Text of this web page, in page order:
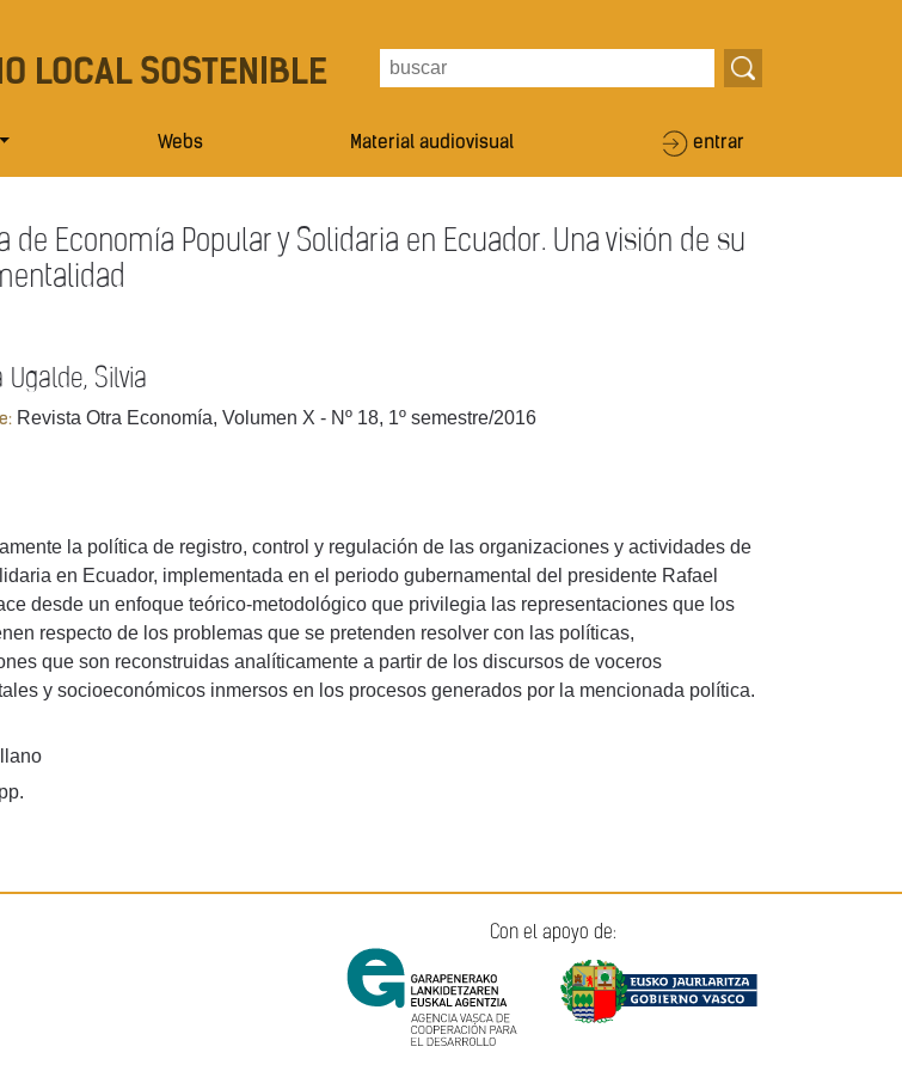
LOCAL SOSTENIBLE
Webs Material audiovisual entrar
de Economía Popular y Solidaria en Ecuador. Una visión de su
Ugalde, Silvia
Revista Otra Economía, Volumen X - Nº 18, 1º semestre/2016
la política de registro, control y regulación de las organizaciones y actividades de
en Ecuador, implementada en el periodo gubernamental del presidente Rafael
desde un enfoque teórico-metodológico que privilegia las representaciones que los
respecto de los problemas que se pretenden resolver con las políticas,
que son reconstruidas analíticamente a partir de los discursos de voceros
y socioeconómicos inmersos en los procesos generados por la mencionada política.
Con el apoyo de: